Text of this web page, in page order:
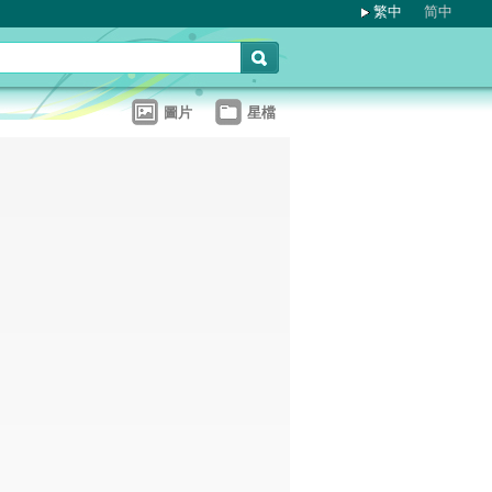
繁中 简中
圖片 星檔